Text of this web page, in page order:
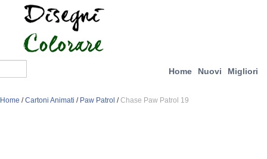
Home Nuovi Migliori
Home /Cartoni Animati / Paw Patrol /Chase Paw Patrol 19